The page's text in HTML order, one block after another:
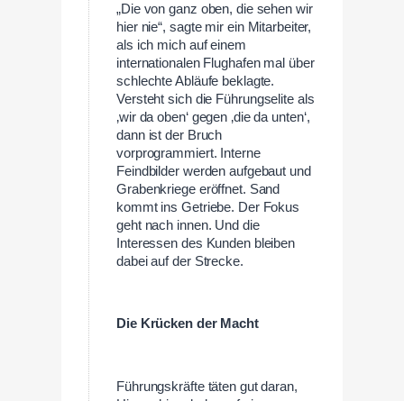
„Die von ganz oben, die sehen wir
hier nie“, sagte mir ein Mitarbeiter,
als ich mich auf einem
internationalen Flughafen mal über
schlechte Abläufe beklagte.
Versteht sich die Führungselite als
‚wir da oben‘ gegen ‚die da unten‘,
dann ist der Bruch
vorprogrammiert. Interne
Feindbilder werden aufgebaut und
Grabenkriege eröffnet. Sand
kommt ins Getriebe. Der Fokus
geht nach innen. Und die
Interessen des Kunden bleiben
dabei auf der Strecke.
Die Krücken der Macht
Führungskräfte täten gut daran,